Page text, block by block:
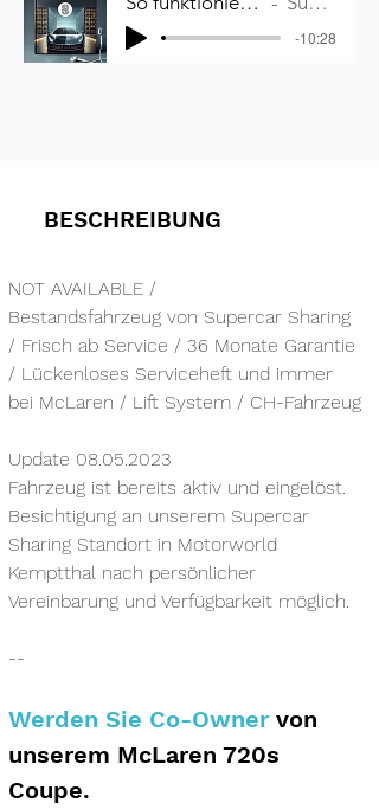
-10:28
BESCHREIBUNG
NOT AVAILABLE /
Bestandsfahrzeug von Supercar Sharing
/ Frisch ab Service / 36 Monate Garantie
/ Lückenloses Serviceheft und immer
bei McLaren / Lift System / CH-Fahrzeug
Update 08.05.2023
Fahrzeug ist bereits aktiv und eingelöst.
Besichtigung an unserem Supercar
Sharing Standort in Motorworld
Kemptthal nach persönlicher
Vereinbarung und Verfügbarkeit möglich.
--
Werden Sie Co-Owner von
unserem McLaren 720s
Coupe.